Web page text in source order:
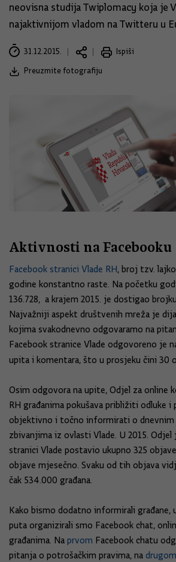
neovisna studija Twiplomacy koja je
najaktivnijom vladom na Twitteru u
31.12.2015.
Ispiši
Preuzmite fotografiju
Aktivnosti na Facebooku
Facebook stranici Vlade RH, broj tzv.
godine konstantno raste. Na početku
136.728, a krajem 2015. je dostigao
Najvažniji aspekt društvenih mreža je
kojima svakodnevno odgovaramo na
Facebook stranice Vlade odgovoreno je
upita i komentara, što u prosjeku čini 30
Osim odgovora na upite, Odjel za online
RH građanima pokušava približiti odluke
objektivno i točno informirati o
zbivanjima iz ovlasti Vlade. U 2015. Odjel
stranici Vlade postavio ukupno 325
objave mjesečno. Svaku od tih objava
čak 534.000 građana.
Kako bismo dodatno informirali građane,
puta organizirali smo Facebook chat,
građanima. Na prvom Facebook chatu
pitanja o potrošačkim pravima, na drugom